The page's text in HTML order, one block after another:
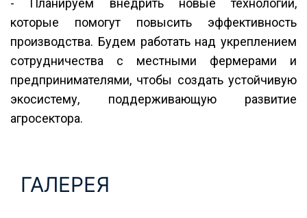
- Планируем внедрить новые технологии,
которые помогут повысить эффективность
производства. Будем работать над укреплением
сотрудничества с местными фермерами и
предпринимателями, чтобы создать устойчивую
экосистему, поддерживающую развитие
агросектора.
ГАЛЕРЕЯ